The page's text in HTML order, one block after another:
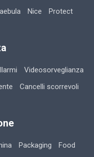
Nice Protect
Videosorveglianza
Cancelli scorrevoli
Packaging
Food